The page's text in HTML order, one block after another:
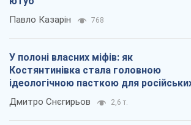
Павло Казарін 768
У полоні власних міфів: як
Костянтинівка стала головною
ідеологічною пасткою для
окупантів
Дмитро Снєгирьов 2,6 т.